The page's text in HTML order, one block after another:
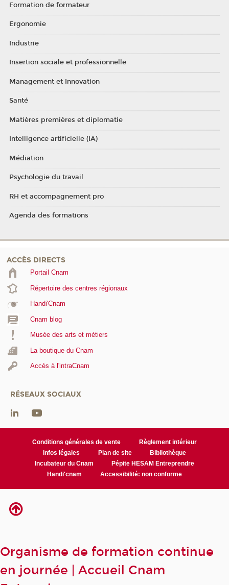
Formation de formateur
Ergonomie
Industrie
Insertion sociale et professionnelle
Management et Innovation
Santé
Matières premières et diplomatie
Intelligence artificielle (IA)
Médiation
Psychologie du travail
RH et accompagnement pro
Agenda des formations
ACCÈS DIRECTS
Portail Cnam
Répertoire des centres régionaux
Handi'Cnam
Cnam blog
Musée des arts et métiers
La boutique du Cnam
Accès à l'intraCnam
RÉSEAUX SOCIAUX
Conditions générales de vente
Règlement intérieur
Infos légales
Plan de site
Bibliothèque
Incubateur du Cnam
Pépite HESAM Entreprendre
Handi'cnam
Accessibilité: non conforme
Organisme de formation continue
en journée | Accueil Cnam